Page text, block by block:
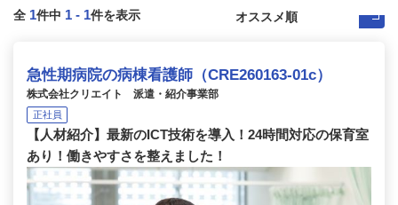
全 1件中 1 - 1件を表示
急性期病院の病棟看護師（CRE260163-01c）
株式会社クリエイト 派遣・紹介事業部
正社員
【人材紹介】最新のICT技術を導入！24時間対応の保育室
あり！働きやすさを整えました！